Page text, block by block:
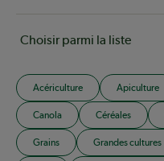
Choisir parmi la liste
Acériculture Apiculture
Canola Céréales
Grains Grandes cultures